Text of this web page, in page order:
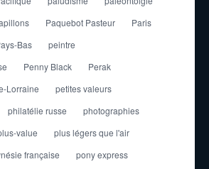
Paquebot Pasteur
Paris
Bas
peintre
Penny Black
Perak
Lorraine
petites valeurs
philatélie russe
photographies
value
plus légers que l'air
française
pony express